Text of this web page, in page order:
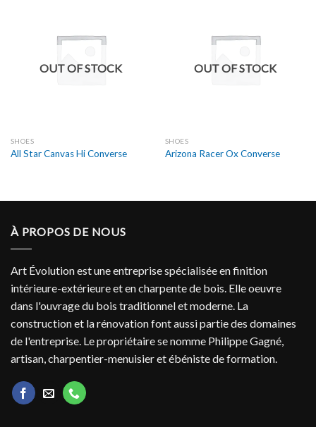
OUT OF STOCK
SHOES
All Star Canvas Hi Converse
OUT OF STOCK
SHOES
Arizona Racer Ox Converse
À PROPOS DE NOUS
Art Évolution est une entreprise spécialisée en finition
intérieure-extérieure et en charpente de bois. Elle oeuvre
dans l'ouvrage du bois traditionnel et moderne. La
construction et la rénovation font aussi partie des domaines
de l'entreprise. Le propriétaire se nomme Philippe Gagné,
artisan, charpentier-menuisier et ébéniste de formation.